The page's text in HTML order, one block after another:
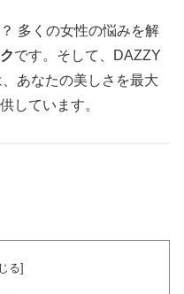
多くの女性の悩みを解
です。そして、DAZZY
あなたの美しさを最大
しています。